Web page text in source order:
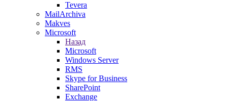
Tevera
MailArchiva
Makves
Microsoft
Назад
Microsoft
Windows Server
RMS
Skype for Business
SharePoint
Exchange